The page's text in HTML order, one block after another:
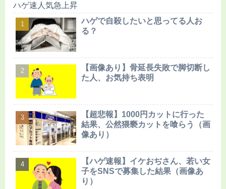
ハゲ速人気急上昇
ハゲで自殺したいと思ってる人お
る？
【画像あり】骨延長失敗で脚切断し
た人、お気持ち表明
【超悲報】1000円カットに行った
結果、公然猥褻カットを喰らう（画
像あり）
【ハゲ速報】イケおぢさん、若い女
子をSNSで募集した結果（画像あ
り）